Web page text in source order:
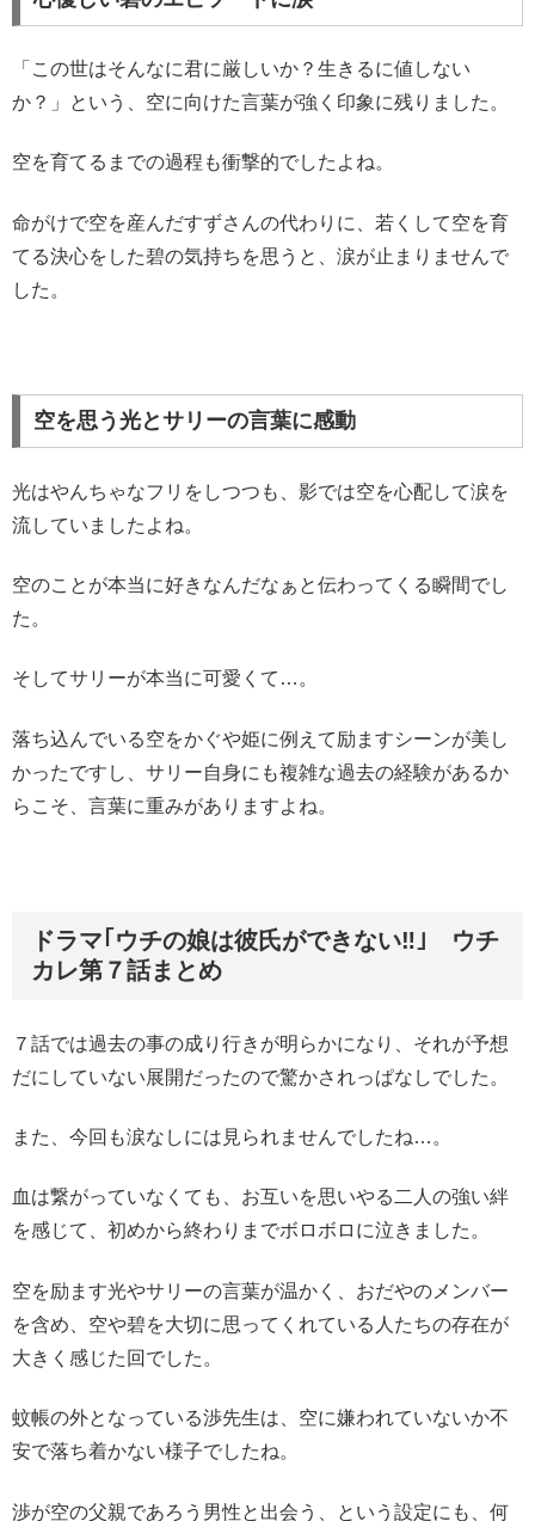
「この世はそんなに君に厳しいか？生きるに値しない
か？」という、空に向けた言葉が強く印象に残りました。
空を育てるまでの過程も衝撃的でしたよね。
命がけで空を産んだすずさんの代わりに、若くして空を育
てる決心をした碧の気持ちを思うと、涙が止まりませんで
した。
空を思う光とサリーの言葉に感動
光はやんちゃなフリをしつつも、影では空を心配して涙を
流していましたよね。
空のことが本当に好きなんだなぁと伝わってくる瞬間でし
た。
そしてサリーが本当に可愛くて…。
落ち込んでいる空をかぐや姫に例えて励ますシーンが美し
かったですし、サリー自身にも複雑な過去の経験があるか
らこそ、言葉に重みがありますよね。
ドラマ｢ウチの娘は彼氏ができない‼｣ ウチ
カレ第７話まとめ
７話では過去の事の成り行きが明らかになり、それが予想
だにしていない展開だったので驚かされっぱなしでした。
また、今回も涙なしには見られませんでしたね…。
血は繋がっていなくても、お互いを思いやる二人の強い絆
を感じて、初めから終わりまでボロボロに泣きました。
空を励ます光やサリーの言葉が温かく、おだやのメンバー
を含め、空や碧を大切に思ってくれている人たちの存在が
大きく感じた回でした。
蚊帳の外となっている渉先生は、空に嫌われていないか不
安で落ち着かない様子でしたね。
渉が空の父親であろう男性と出会う、という設定にも、何